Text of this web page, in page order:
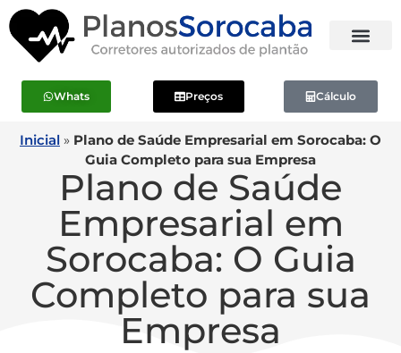
Whats Preços Cálculo
Inicial » Plano de Saúde Empresarial em Sorocaba: O
Guia Completo para sua Empresa
Plano de Saúde
Empresarial em
Sorocaba: O Guia
Completo para sua
Empresa